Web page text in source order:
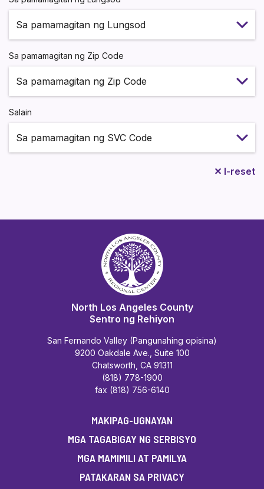
Sa pamamagitan ng Zip Code
Salain
✕ I-reset
North Los Angeles County
Sentro ng Rehiyon
San Fernando Valley (Pangunahing opisina)
9200 Oakdale Ave., Suite 100
Chatsworth, CA 91311
(818) 778-1900
fax (818) 756-6140
MAKIPAG-UGNAYAN
MGA TAGABIGAY NG SERBISYO
MGA MAMIMILI AT PAMILYA
PATAKARAN SA PRIVACY